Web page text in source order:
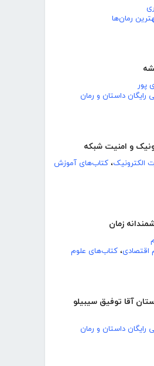
رمان‌ها
پور
داستان و رمان
و امنیت شبکه
الکترونیک، کتاب‌های آموزش
زمان
اقتصادی، کتاب‌های علوم
آقا توفیق سیبیلو
داستان و رمان